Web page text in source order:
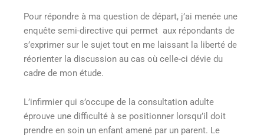
Pour répondre à ma question de départ, j’ai menée une
enquête semi-directive qui permet aux répondants de
s’exprimer sur le sujet tout en me laissant la liberté de
réorienter la discussion au cas où celle-ci dévie du
cadre de mon étude.
L’infirmier qui s’occupe de la consultation adulte
éprouve une difficulté à se positionner lorsqu’il doit
prendre en soin un enfant amené par un parent. Le